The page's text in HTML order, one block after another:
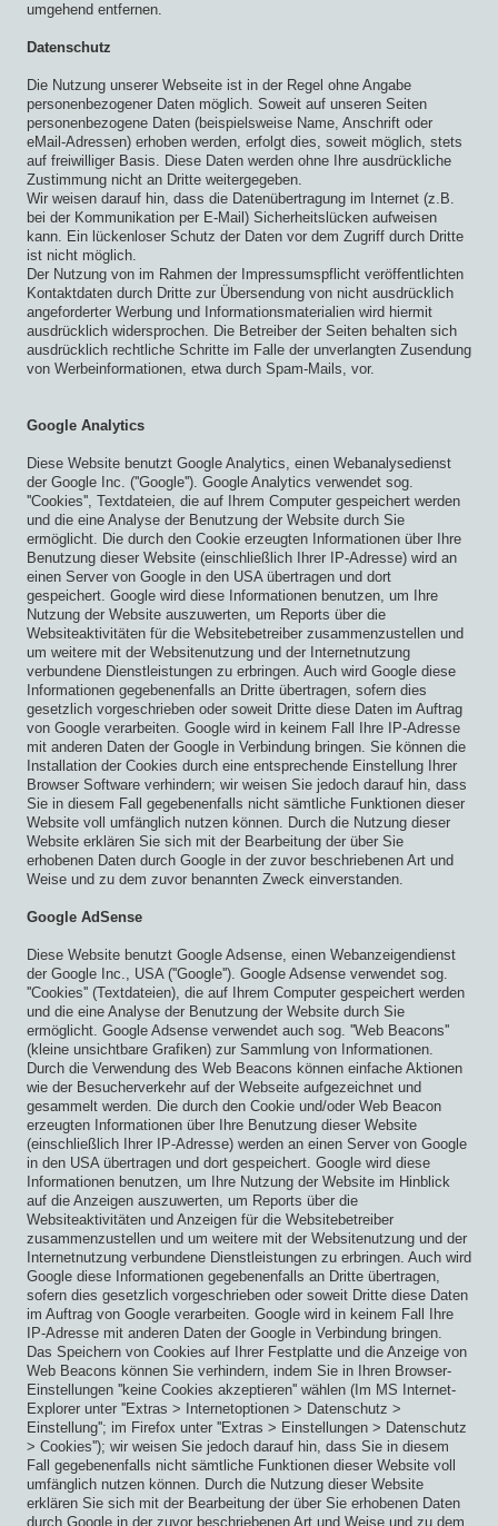
umgehend entfernen.
Datenschutz
Die Nutzung unserer Webseite ist in der Regel ohne Angabe
personenbezogener Daten möglich. Soweit auf unseren Seiten
personenbezogene Daten (beispielsweise Name, Anschrift oder
eMail-Adressen) erhoben werden, erfolgt dies, soweit möglich, stets
auf freiwilliger Basis. Diese Daten werden ohne Ihre ausdrückliche
Zustimmung nicht an Dritte weitergegeben.
Wir weisen darauf hin, dass die Datenübertragung im Internet (z.B.
bei der Kommunikation per E-Mail) Sicherheitslücken aufweisen
kann. Ein lückenloser Schutz der Daten vor dem Zugriff durch Dritte
ist nicht möglich.
Der Nutzung von im Rahmen der Impressumspflicht veröffentlichten
Kontaktdaten durch Dritte zur Übersendung von nicht ausdrücklich
angeforderter Werbung und Informationsmaterialien wird hiermit
ausdrücklich widersprochen. Die Betreiber der Seiten behalten sich
ausdrücklich rechtliche Schritte im Falle der unverlangten Zusendung
von Werbeinformationen, etwa durch Spam-Mails, vor.
Google Analytics
Diese Website benutzt Google Analytics, einen Webanalysedienst
der Google Inc. (''Google''). Google Analytics verwendet sog.
''Cookies'', Textdateien, die auf Ihrem Computer gespeichert werden
und die eine Analyse der Benutzung der Website durch Sie
ermöglicht. Die durch den Cookie erzeugten Informationen über Ihre
Benutzung dieser Website (einschließlich Ihrer IP-Adresse) wird an
einen Server von Google in den USA übertragen und dort
gespeichert. Google wird diese Informationen benutzen, um Ihre
Nutzung der Website auszuwerten, um Reports über die
Websiteaktivitäten für die Websitebetreiber zusammenzustellen und
um weitere mit der Websitenutzung und der Internetnutzung
verbundene Dienstleistungen zu erbringen. Auch wird Google diese
Informationen gegebenenfalls an Dritte übertragen, sofern dies
gesetzlich vorgeschrieben oder soweit Dritte diese Daten im Auftrag
von Google verarbeiten. Google wird in keinem Fall Ihre IP-Adresse
mit anderen Daten der Google in Verbindung bringen. Sie können die
Installation der Cookies durch eine entsprechende Einstellung Ihrer
Browser Software verhindern; wir weisen Sie jedoch darauf hin, dass
Sie in diesem Fall gegebenenfalls nicht sämtliche Funktionen dieser
Website voll umfänglich nutzen können. Durch die Nutzung dieser
Website erklären Sie sich mit der Bearbeitung der über Sie
erhobenen Daten durch Google in der zuvor beschriebenen Art und
Weise und zu dem zuvor benannten Zweck einverstanden.
Google AdSense
Diese Website benutzt Google Adsense, einen Webanzeigendienst
der Google Inc., USA (''Google''). Google Adsense verwendet sog.
''Cookies'' (Textdateien), die auf Ihrem Computer gespeichert werden
und die eine Analyse der Benutzung der Website durch Sie
ermöglicht. Google Adsense verwendet auch sog. ''Web Beacons''
(kleine unsichtbare Grafiken) zur Sammlung von Informationen.
Durch die Verwendung des Web Beacons können einfache Aktionen
wie der Besucherverkehr auf der Webseite aufgezeichnet und
gesammelt werden. Die durch den Cookie und/oder Web Beacon
erzeugten Informationen über Ihre Benutzung dieser Website
(einschließlich Ihrer IP-Adresse) werden an einen Server von Google
in den USA übertragen und dort gespeichert. Google wird diese
Informationen benutzen, um Ihre Nutzung der Website im Hinblick
auf die Anzeigen auszuwerten, um Reports über die
Websiteaktivitäten und Anzeigen für die Websitebetreiber
zusammenzustellen und um weitere mit der Websitenutzung und der
Internetnutzung verbundene Dienstleistungen zu erbringen. Auch wird
Google diese Informationen gegebenenfalls an Dritte übertragen,
sofern dies gesetzlich vorgeschrieben oder soweit Dritte diese Daten
im Auftrag von Google verarbeiten. Google wird in keinem Fall Ihre
IP-Adresse mit anderen Daten der Google in Verbindung bringen.
Das Speichern von Cookies auf Ihrer Festplatte und die Anzeige von
Web Beacons können Sie verhindern, indem Sie in Ihren Browser-
Einstellungen ''keine Cookies akzeptieren'' wählen (Im MS Internet-
Explorer unter ''Extras > Internetoptionen > Datenschutz >
Einstellung''; im Firefox unter ''Extras > Einstellungen > Datenschutz
> Cookies''); wir weisen Sie jedoch darauf hin, dass Sie in diesem
Fall gegebenenfalls nicht sämtliche Funktionen dieser Website voll
umfänglich nutzen können. Durch die Nutzung dieser Website
erklären Sie sich mit der Bearbeitung der über Sie erhobenen Daten
durch Google in der zuvor beschriebenen Art und Weise und zu dem